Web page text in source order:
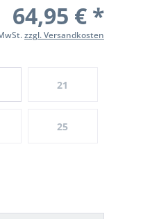
64,95 € *
zzgl. Versandkosten
21
25